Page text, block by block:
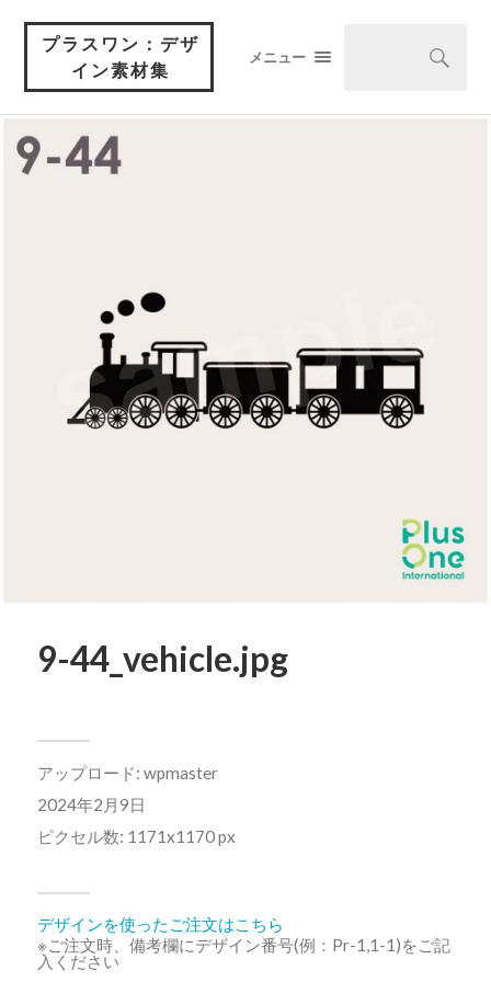
プラスワン：デザ
イン素材集
メニュー
9-44_vehicle.jpg
アップロード: wpmaster
2024年2月9日
ピクセル数: 1171x1170 px
デザインを使ったご注文はこちら
※ご注文時、備考欄にデザイン番号(例：Pr-1,1-1)をご記
入ください